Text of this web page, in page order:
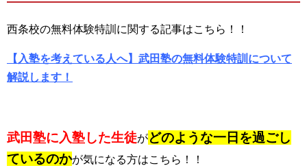
西条校の無料体験特訓に関する記事はこちら！！
【入塾を考えている人へ】武田塾の無料体験特訓について
解説します！
武田塾に入塾した生徒がどのような一日を過ごし
ているのかが気になる方はこちら！！